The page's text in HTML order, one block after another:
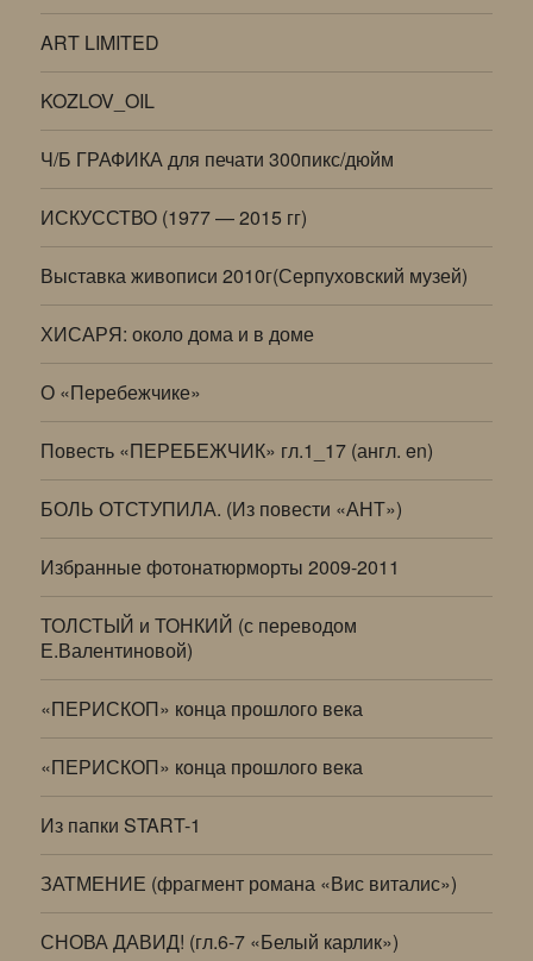
ART LIMITED
KOZLOV_OIL
Ч/Б ГРАФИКА для печати 300пикс/дюйм
ИСКУССТВО (1977 — 2015 гг)
Выставка живописи 2010г(Серпуховский музей)
ХИСАРЯ: около дома и в доме
О «Перебежчике»
Повесть «ПЕРЕБЕЖЧИК» гл.1_17 (англ. en)
БОЛЬ ОТСТУПИЛА. (Из повести «АНТ»)
Избранные фотонатюрморты 2009-2011
ТОЛСТЫЙ и ТОНКИЙ (с переводом
Е.Валентиновой)
«ПЕРИСКОП» конца прошлого века
«ПЕРИСКОП» конца прошлого века
Из папки START-1
ЗАТМЕНИЕ (фрагмент романа «Вис виталис»)
СНОВА ДАВИД! (гл.6-7 «Белый карлик»)